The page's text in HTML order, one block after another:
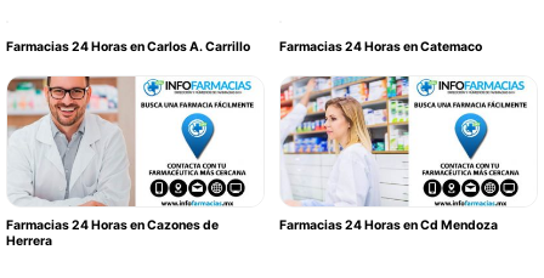
Farmacias 24 Horas en Carlos A. Carrillo Farmacias 24 Horas en Catemaco
Farmacias 24 Horas en Cazones de
Herrera
Farmacias 24 Horas en Cd Mendoza